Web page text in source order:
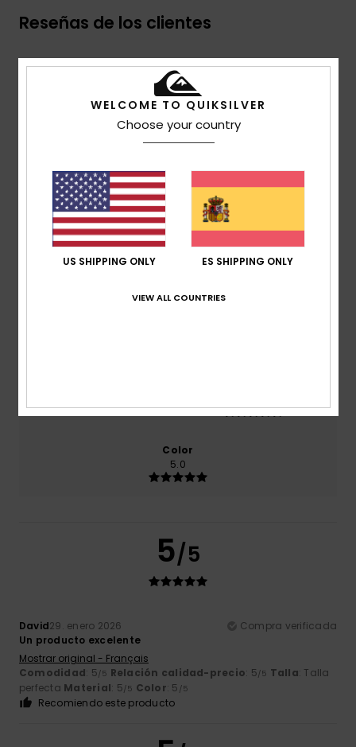
Reseñas de los clientes
Puntuación media
5.0/5
basado en2 reseñas verificadasdesde septiembre
El 100% de nuestros clientes recomiendan este
producto
Demasiado pequeño
Demasiado grande
Color
5.0
5/5
David29. enero 2026
Compra verificada
Un producto excelente
Mostrar original - Français
Comodidad: 5/5 Relación calidad-precio: 5/5 Talla: Talla
perfecta Material: 5/5 Color: 5 /5
Recomiendo este producto
WELCOME TO QUIKSILVER
Choose your country
US SHIPPING ONLY ES SHIPPING ONLY
VIEW ALL COUNTRIES